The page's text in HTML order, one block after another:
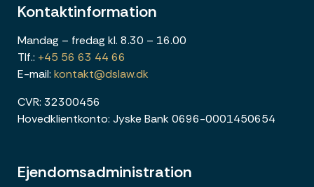
Kontaktinformation
Mandag – fredag kl. 8.30 – 16.00
Tlf.: +45 56 63 44 66
E-mail: kontakt@dslaw.dk
CVR: 32300456
Hovedklientkonto: Jyske Bank 0696-0001450654
Ejendomsadministration